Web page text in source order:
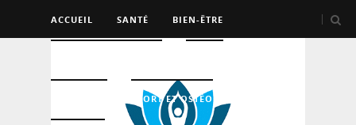
ACCUEIL SANTÉ BIEN-ÊTRE
SPORT ET OSTÉO